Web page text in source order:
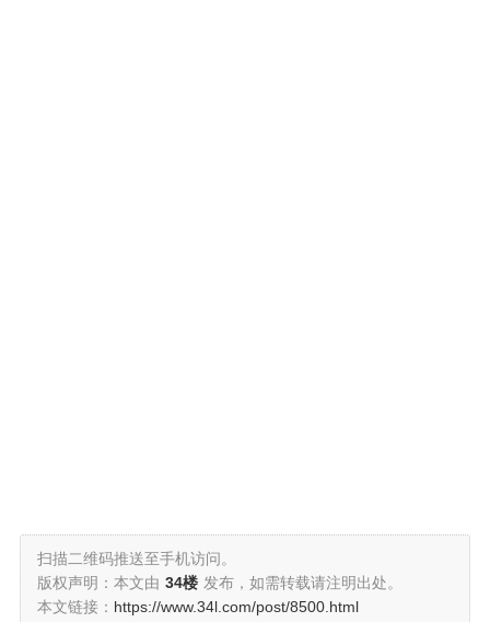
扫描二维码推送至手机访问。
版权声明：本文由 34楼 发布，如需转载请注明出处。
本文链接： https://www.34l.com/post/8500.html